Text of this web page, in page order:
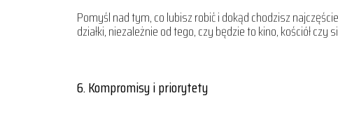
Pomyśl nad tym, co lubisz robić i dokąd chodzisz
działki, niezależnie od tego, czy będzie to kino, kościół czy
6. Kompromisy i priorytety